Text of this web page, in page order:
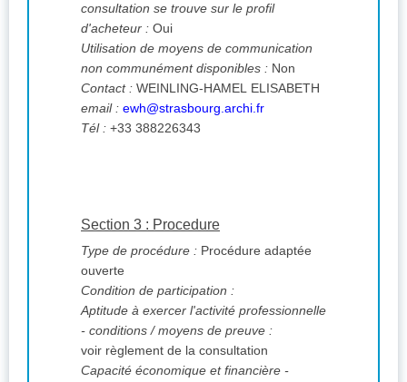
consultation se trouve sur le profil
d'acheteur : Oui
Utilisation de moyens de communication
non communément disponibles : Non
Contact : WEINLING-HAMEL ELISABETH
email : ewh@strasbourg.archi.fr
Tél : +33 388226343
Section 3 : Procedure
Type de procédure : Procédure adaptée
ouverte
Condition de participation :
Aptitude à exercer l'activité professionnelle
- conditions / moyens de preuve :
voir règlement de la consultation
Capacité économique et financière -